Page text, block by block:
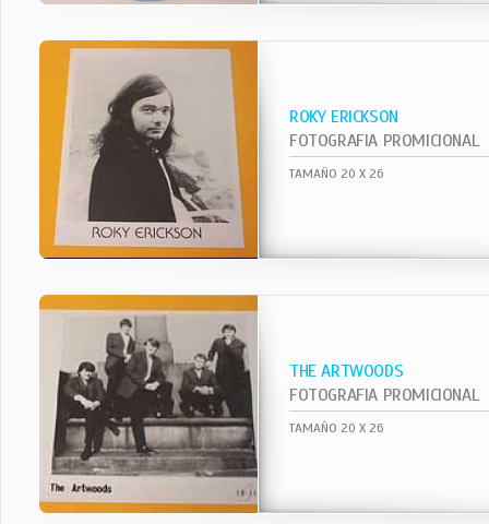
ROKY ERICKSON
FOTOGRAFIA PROMICIONAL
TAMAÑO 20 X 26
THE ARTWOODS
FOTOGRAFIA PROMICIONAL
TAMAÑO 20 X 26